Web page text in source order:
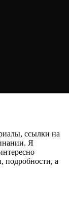
ссылки на
Я
подробности, а